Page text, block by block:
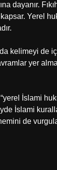
dayanır.
Yerel
kelimeyi de
yer
İslami
İslami
de